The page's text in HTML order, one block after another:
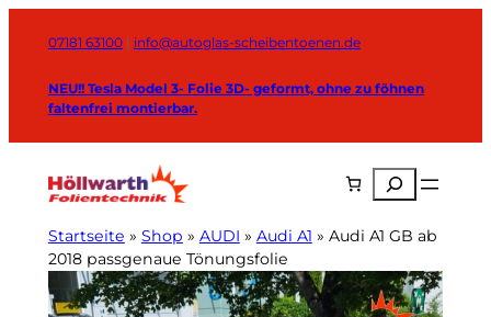
Inhalt07181 63100| info@autoglas-scheibentoenen.de
NEU!! Tesla Model 3- Folie 3D- geformt, ohne zu föhnen
faltenfrei montierbar.
Suchen
Startseite » Shop » AUDI » Audi A1 » Audi A1 GB ab
2018 passgenaue Tönungsfolie